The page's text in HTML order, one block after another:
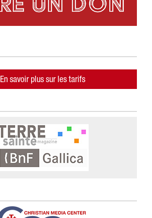
En savoir plus sur les tarifs